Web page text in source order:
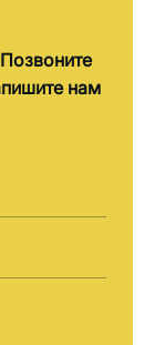
нам